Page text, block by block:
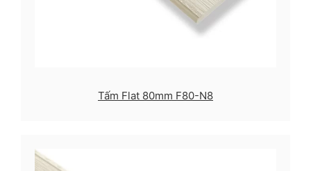
Tấm Flat 80mm F80-N8